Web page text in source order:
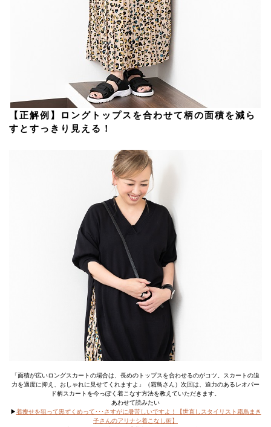
【正解例】ロングトップスを合わせて柄の面積を減ら
すとすっきり見える！
「面積が広いロングスカートの場合は、長めのトップスを合わせるのがコツ。スカートの迫
力を適度に抑え、おしゃれに見せてくれますよ」（霜鳥さん）次回は、迫力のあるレオパー
ド柄スカートを今っぽく着こなす方法を教えていただきます。
あわせて読みたい
▶着痩せを狙って黒ずくめって･･･さすがに暑苦しいですよ！【世直しスタイリスト霜鳥まき
子さんのアリナシ着こなし術】